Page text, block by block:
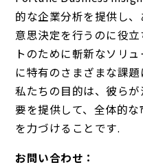
的な企業分析を提供し
意思決定を行うのに役
トのために斬新なソリ
に特有のさまざまな課題
私たちの目的は、彼ら
要を提供して、全体的
を力づけることです.
お問い合わせ：